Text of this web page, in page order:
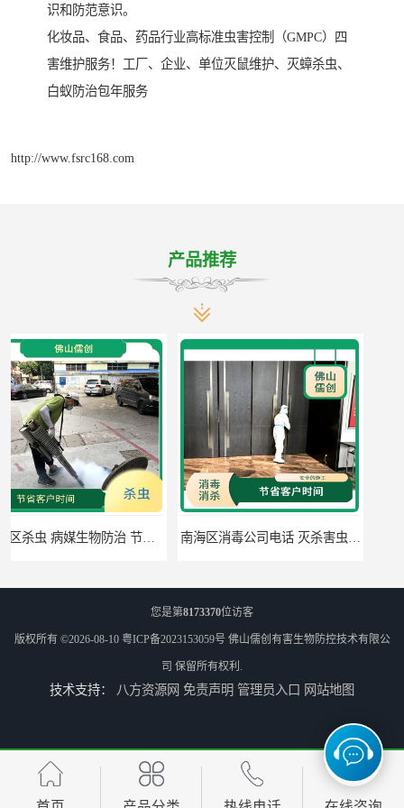
识和防范意识。
化妆品、食品、药品行业高标准虫害控制（GMPC）四
害维护服务！工厂、企业、单位灭鼠维护、灭蟑杀虫、
白蚁防治包年服务
http://www.fsrc168.com
产品推荐
南海区消毒公司电话 灭杀害虫 全面勘察现场找到害虫源头
佛山市佛山白蚁防治 白蚁工程 可定期检查
您是第8173370位访客
版权所有 ©2026-08-10 粤ICP备2023153059号 佛山儒创有害生物防控技术有限公
司 保留所有权利.
技术支持： 八方资源网 免责声明 管理员入口 网站地图